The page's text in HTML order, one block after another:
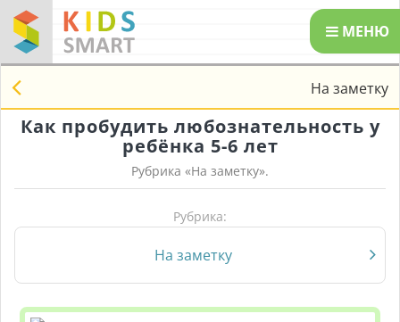
МЕНЮ
На заметку
Как пробудить любознательность у
ребёнка 5-6 лет
Рубрика «На заметку».
Рубрика:
На заметку